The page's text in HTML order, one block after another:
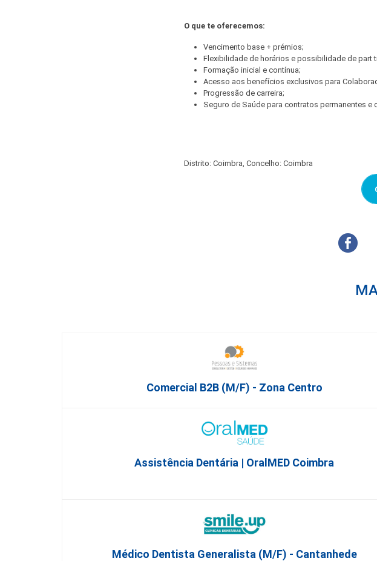
O que te oferecemos:
Vencimento base + prémios;
Flexibilidade de horários e possibilidade de part
Formação inicial e contínua;
Acesso aos benefícios exclusivos para
Progressão de carreira;
Seguro de Saúde para contratos permanentes e
Distrito: Coimbra, Concelho: Coimbra
Comercial B2B (M/F) - Zona Centro
Assistência Dentária | OralMED Coimbra
Médico Dentista Generalista (M/F) - Cantanhede